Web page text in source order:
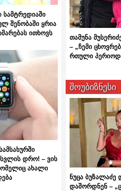
სამტრედიაში
შენობაში ყრია
ითხოვს
დრო! – ვის
ახალი
თამუნა
– „ჩემი
რთული
შოუბიზნესი
ნუცა ბუზალაძე
დაშორდნენ –